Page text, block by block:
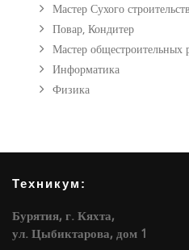
Мастер Сухого
Повар, Кондитер
Мастер общестроительных
Информатика
Физика
Техникум:
Бурятия, г. Кяхта,
ул. Цыбиктарова, дом 1